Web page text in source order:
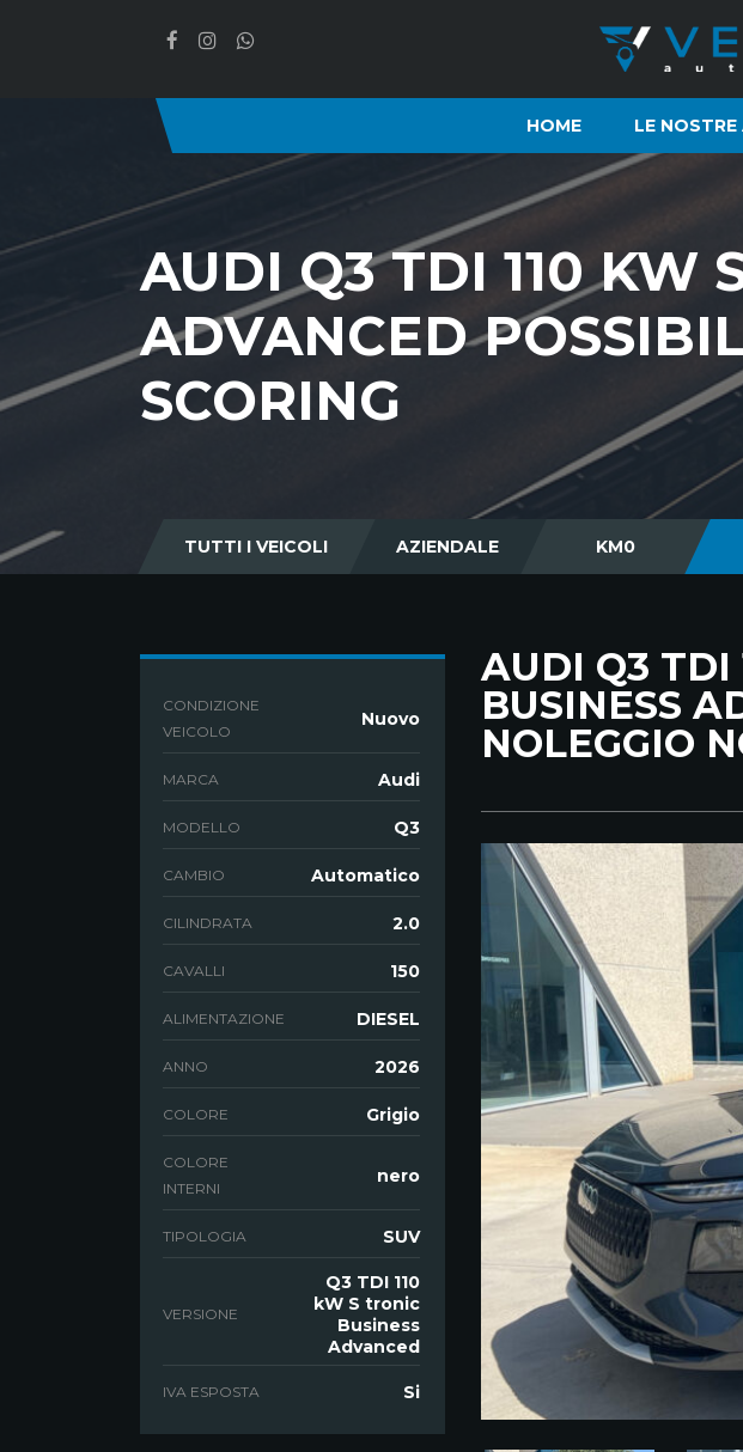
HOME LE
AUDI Q3 TDI 110 KW
ADVANCED
SCORING
TUTTI I VEICOLI AZIENDALE KM0
AUDI Q3 TDI
BUSINESS
NOLEGGIO
CONDIZIONE
VEICOLO
Nuovo
MARCA Audi
MODELLO Q3
CAMBIO Automatico
CILINDRATA 2.0
CAVALLI 150
ALIMENTAZIONE DIESEL
ANNO 2026
COLORE Grigio
COLORE
INTERNI
nero
TIPOLOGIA SUV
VERSIONE
Q3 TDI 110
kW S tronic
Business
Advanced
IVA ESPOSTA Si